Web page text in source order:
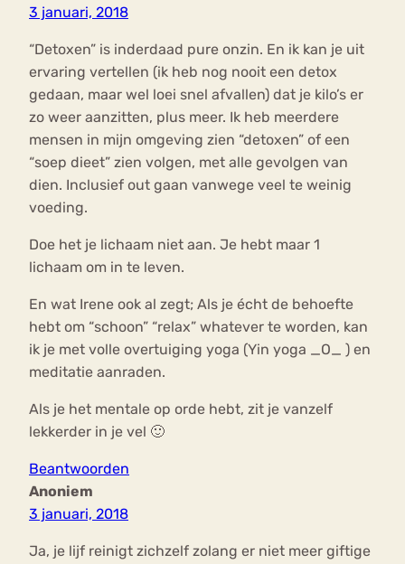
3 januari, 2018
“Detoxen” is inderdaad pure onzin. En ik kan je uit
ervaring vertellen (ik heb nog nooit een detox
gedaan, maar wel loei snel afvallen) dat je kilo’s er
zo weer aanzitten, plus meer. Ik heb meerdere
mensen in mijn omgeving zien “detoxen” of een
“soep dieet” zien volgen, met alle gevolgen van
dien. Inclusief out gaan vanwege veel te weinig
voeding.
Doe het je lichaam niet aan. Je hebt maar 1
lichaam om in te leven.
En wat Irene ook al zegt; Als je écht de behoefte
hebt om “schoon” “relax” whatever te worden, kan
ik je met volle overtuiging yoga (Yin yoga _O_ ) en
meditatie aanraden.
Als je het mentale op orde hebt, zit je vanzelf
lekkerder in je vel 🙂
Beantwoorden
Anoniem
3 januari, 2018
Ja, je lijf reinigt zichzelf zolang er niet meer giftige